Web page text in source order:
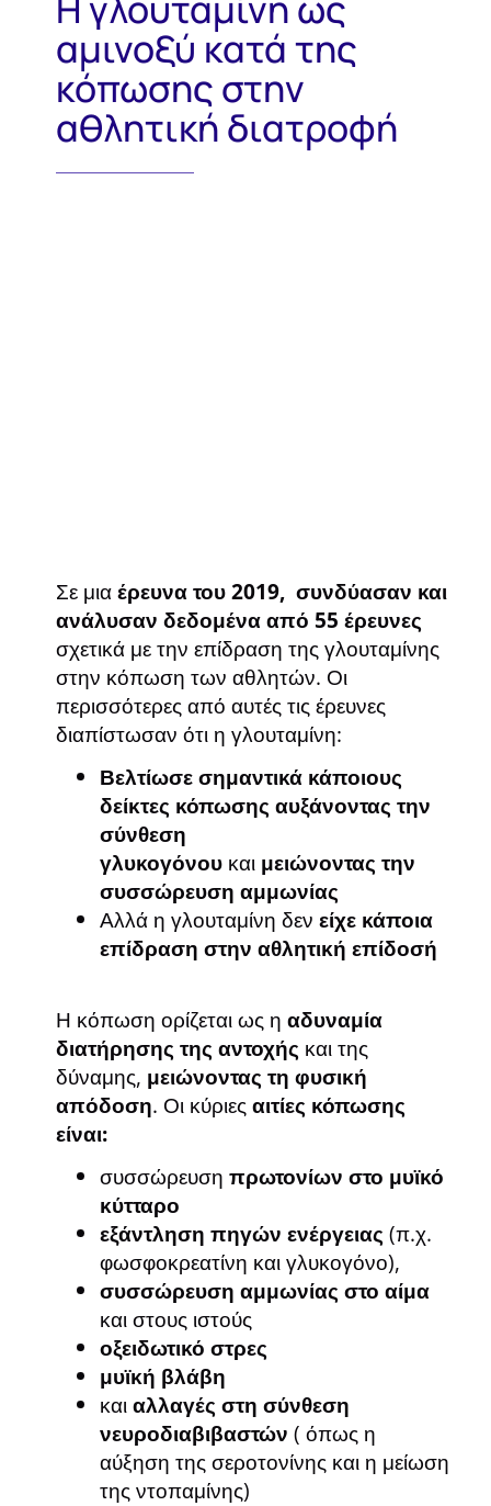
αμινοξύ κατά της
κόπωσης στην
αθλητική διατροφή
Σε μιαέρευνα του 2019, συνδύασαν και
ανάλυσαν δεδομένα από 55 έρευνες
σχετικά με την επίδραση της γλουταμίνης
στην κόπωση των αθλητών. Οι
περισσότερες από αυτές τις έρευνες
διαπίστωσαν ότι η γλουταμίνη:
Βελτίωσε σημαντικά κάποιους
δείκτες κόπωσης αυξάνοντας την
σύνθεση
γλυκογόνουκαι μειώνοντας την
συσσώρευση αμμωνίας
Αλλά η γλουταμίνη δεν είχε κάποια
επίδραση στην αθλητική επίδοσή
Η κόπωση ορίζεται ως η αδυναμία
διατήρησης της αντοχής και της
δύναμης, μειώνοντας τη φυσική
απόδοση. Οι κύριες αιτίες κόπωσης
είναι:
συσσώρευση πρωτονίων στο μυϊκό
κύτταρο
εξάντληση πηγών ενέργειας (π.χ.
φωσφοκρεατίνη και γλυκογόνο),
συσσώρευση αμμωνίας στο αίμα
και στους ιστούς
οξειδωτικό στρες
μυϊκή βλάβη
καιαλλαγές στη σύνθεση
νευροδιαβιβαστών ( όπως η
αύξηση της σεροτονίνης και η μείωση
της ντοπαμίνης)